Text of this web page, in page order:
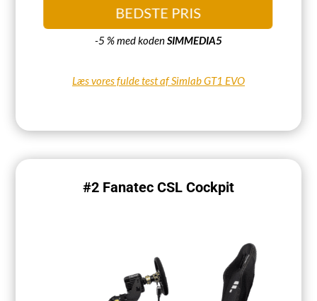
BEDSTE PRIS
-5 % med kodenSIMMEDIA5
Læs vores fulde test af Simlab GT1 EVO
#2 Fanatec CSL Cockpit